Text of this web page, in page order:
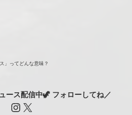
」ってどんな意味？
ース配信中🦖 フォローしてね／
Instagram
X